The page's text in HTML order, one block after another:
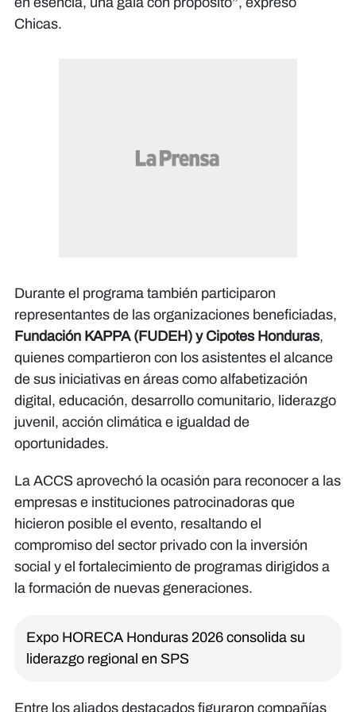
Chicas.
Durante el programa también participaron
representantes de las organizaciones beneficiadas,
Fundación KAPPA (FUDEH) y Cipotes Honduras,
quienes compartieron con los asistentes el alcance
de sus iniciativas en áreas como alfabetización
digital, educación, desarrollo comunitario, liderazgo
juvenil, acción climática e igualdad de
oportunidades.
La ACCS aprovechó la ocasión para reconocer a las
empresas e instituciones patrocinadoras que
hicieron posible el evento, resaltando el
compromiso del sector privado con la inversión
social y el fortalecimiento de programas dirigidos a
la formación de nuevas generaciones.
Expo HORECA Honduras 2026 consolida su
liderazgo regional en SPS
Entre los aliados destacados figuraron compañías